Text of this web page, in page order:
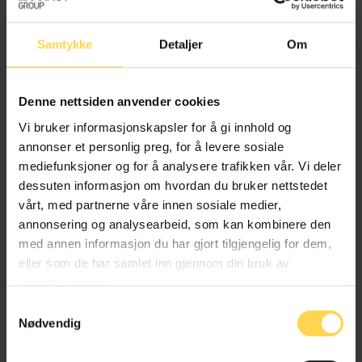
Samtykke Detaljer Om
Denne nettsiden anvender cookies
Vi bruker informasjonskapsler for å gi innhold og
annonser et personlig preg, for å levere sosiale
mediefunksjoner og for å analysere trafikken vår. Vi deler
dessuten informasjon om hvordan du bruker nettstedet
vårt, med partnerne våre innen sosiale medier,
annonsering og analysearbeid, som kan kombinere den
med annen informasjon du har gjort tilgjengelig for dem,
eller som de har samlet inn gjennom din bruk av
tjenestene deres.
Nødvendig
Transport og kommunikasjoner
Lov om Konvensjonen mot antipersonellminer
Internasjonal rett
Stats-, statsforfatnings- og statsborgerrett